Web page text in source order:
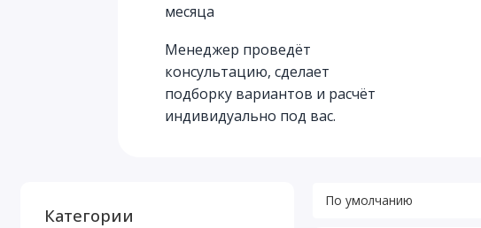
месяца
Менеджер проведёт
консультацию, сделает
подборку вариантов и расчёт
индивидуально под вас.
Категории